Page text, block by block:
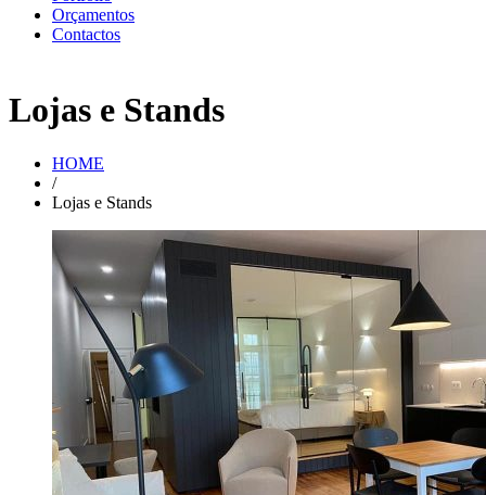
Orçamentos
Contactos
Lojas e Stands
HOME
/
Lojas e Stands